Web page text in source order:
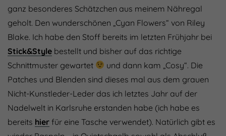
ganz besonderes Schätzchen aus meinem Nähregal
geholt. Den wunderschönen „Cyan Flowers“ von Riley
Blake. Ich habe den Stoff bereits im letzten Frühjahr bei
Stick&Style bestellt und bisher auf das richtige
Schnittmuster gewartet
und dann kam „Cosy“. Die
Patches und Blenden sind dieses mal aus dem grauen
Nicht-Kunstleder-Leder das ich letztes Jahr auf der
Nadelwelt in Karlsruhe erstanden habe (ich habe es
bereits hier für eine Tasche verwendet). Natürlich gibt es